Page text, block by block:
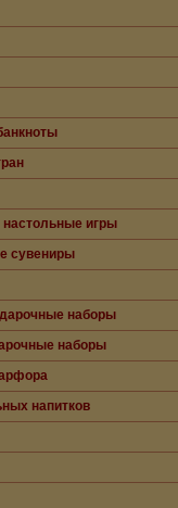
игры
сувениры
наборы
наборы
напитков